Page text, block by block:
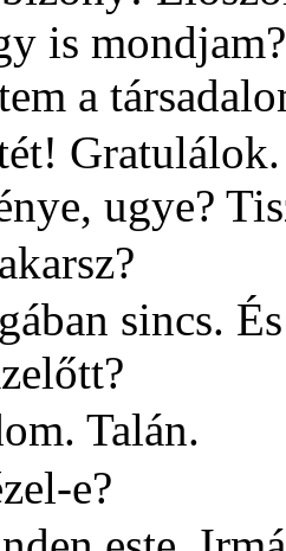
is
a
ugye?
sincs.
Talán.
e?